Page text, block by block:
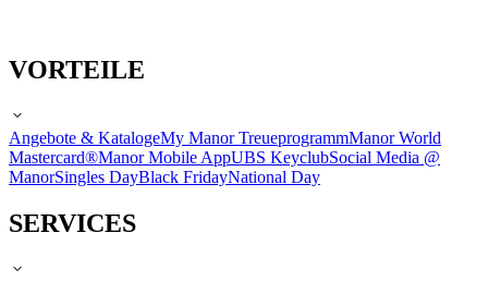
VORTEILE
Angebote & KatalogeMy Manor TreueprogrammManor World
Mastercard®Manor Mobile AppUBS KeyclubSocial Media @
ManorSingles DayBlack FridayNational Day
SERVICES